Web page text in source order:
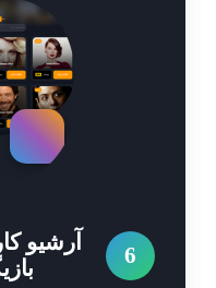
آرشیو
بازیگران